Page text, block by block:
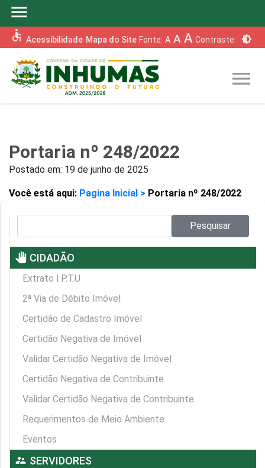
menu
accessible Acessibilidade Mapa do Site Fonte: A A A Contraste: brightness_6
menu
Portaria nº 248/2022
Postado em: 19 de junho de 2025
Você está aqui: Pagina Inicial > Portaria nº 248/2022
Pesquisar
pan_tool CIDADÃO
Extrato I.P.T.U
2ª Via de Débito Imóvel
Certidão de Cadastro Imóvel
Certidão Negativa de Imóvel
Validar Certidão Negativa de Imóvel
Certidão Negativa de Contribuinte
Validar Certidão Negativa de Contribuinte
Requerimentos de Meio Ambiente
Eventos
supervisor_account SERVIDORES